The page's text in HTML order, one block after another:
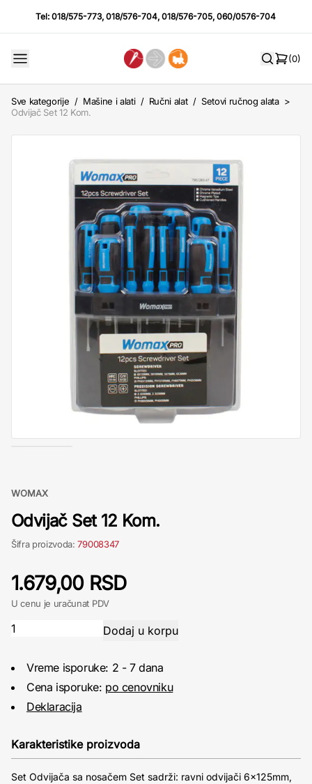
Tel:018/575-773,018/576-704,018/576-705,060/0576-704
(0)
Sve kategorije / Mašine i alati / Ručni alat / Setovi ručnog alata >
Odvijač Set 12 Kom.
WOMAX
Odvijač Set 12 Kom.
Šifra proizvoda:79008347
1.679,00 RSD
U cenu je uračunat PDV
Vreme isporuke: 2 - 7 dana
Cena isporuke: po cenovniku
Deklaracija
Karakteristike proizvoda
Set Odvijača sa nosačem Set sadrži: ravni odvijači 6x125mm,